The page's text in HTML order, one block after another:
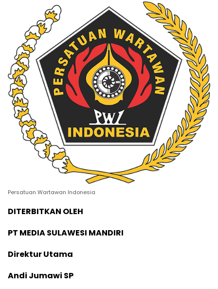
Persatuan Wartawan Indonesia
DITERBITKAN OLEH
PT MEDIA SULAWESI MANDIRI
Direktur Utama
Andi Jumawi SP